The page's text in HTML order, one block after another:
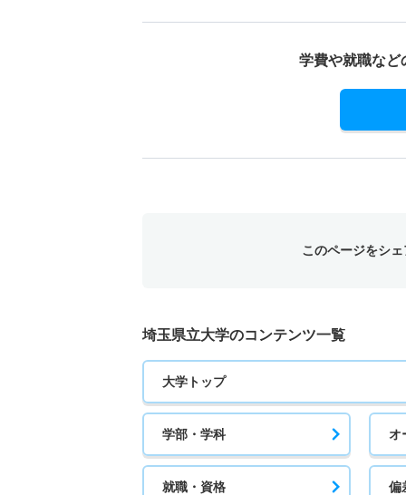
17人
社会福祉子ども学科／社会福祉学専攻 推薦
22人
社会福祉子ども学科／福祉子ども学専攻 一
学費や就職など
このページをシェ
埼玉県立大学のコンテンツ一覧
大学トップ
学部・学科 オ
就職・資格 偏